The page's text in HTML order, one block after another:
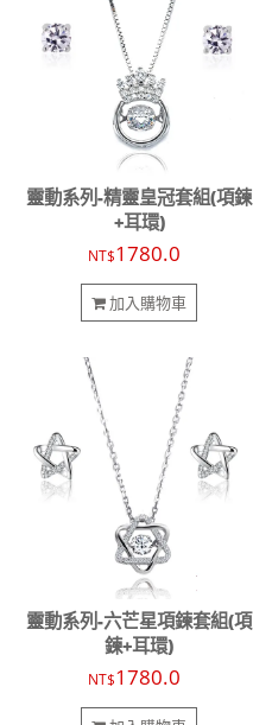
靈動系列-精靈皇冠套組(項鍊
+耳環)
NT$1780.0
加入購物車
靈動系列-六芒星項鍊套組(項
鍊+耳環)
NT$1780.0